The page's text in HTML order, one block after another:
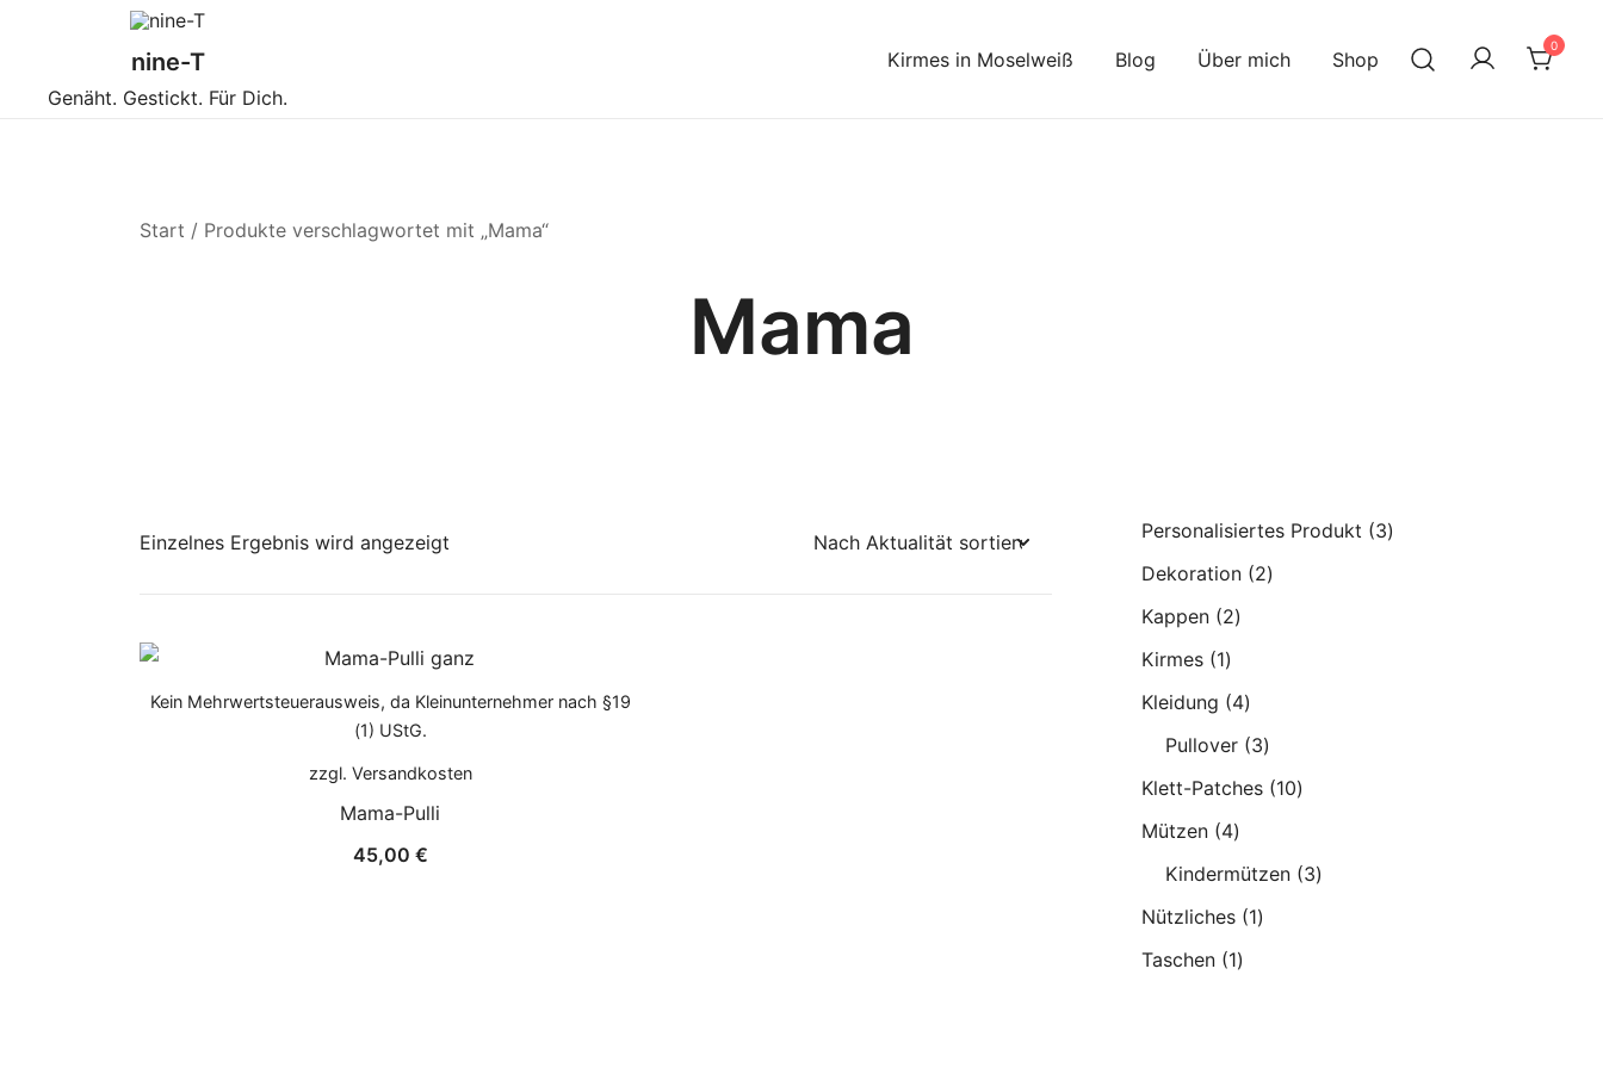
nine-T
Genäht. Gestickt. Für Dich.
Kirmes in Moselweiß Blog Über mich Shop
0
Start / Produkte verschlagwortet mit „Mama“
Mama
Einzelnes Ergebnis wird angezeigt
Kein Mehrwertsteuerausweis, da Kleinunternehmer nach §19
(1) UStG.
zzgl. Versandkosten
Mama-Pulli
45,00 €
Personalisiertes Produkt 33
Dekoration 22
Kappen 22
Kirmes 11
Produkt
Kleidung 44
Produkte
Pullover 33
Produkte
Klett-Patches 1010
Mützen 44
Produkte
Kindermützen 33
Nützliches 11
Taschen 11